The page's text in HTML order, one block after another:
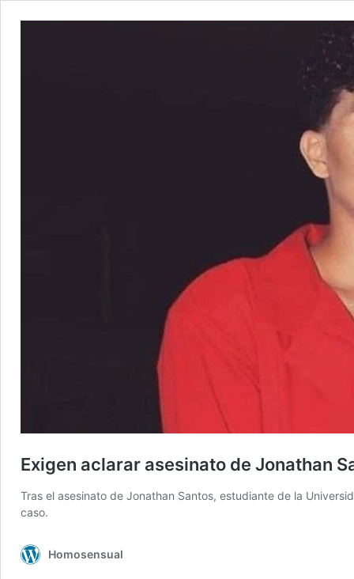
Exigen aclarar asesinato de Jonathan
Tras el asesinato de Jonathan Santos, estudiante de la
caso.
Homosensual